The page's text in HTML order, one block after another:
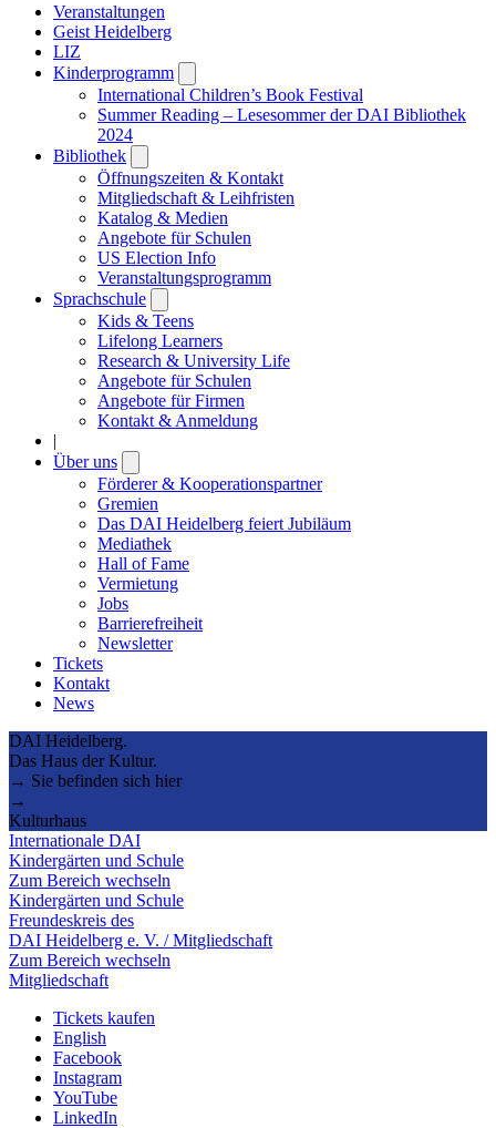
Veranstaltungen
Geist Heidelberg
LIZ
Kinderprogramm
submenu
International Children’s Book Festival
Summer Reading – Lesesommer der DAI Bibliothek
2024
Bibliothek
submenu
Öffnungszeiten & Kontakt
Mitgliedschaft & Leihfristen
Katalog & Medien
Angebote für Schulen
US Election Info
Veranstaltungsprogramm
Sprachschule
submenu
Kids & Teens
Lifelong Learners
Research & University Life
Angebote für Schulen
Angebote für Firmen
Kontakt & Anmeldung
|
Über uns
submenu
Förderer & Kooperationspartner
Gremien
Das DAI Heidelberg feiert Jubiläum
Mediathek
Hall of Fame
Vermietung
Jobs
Barrierefreiheit
Newsletter
Tickets
Kontakt
News
DAI Heidelberg.
Das Haus der Kultur.
→ Sie befinden sich hier
→
Kulturhaus
Internationale DAI
Kindergärten und Schule
Zum Bereich wechseln
Kindergärten und Schule
Freundeskreis des
DAI Heidelberg e. V. / Mitgliedschaft
Zum Bereich wechseln
Mitgliedschaft
Tickets kaufen
English
Facebook
Instagram
YouTube
LinkedIn